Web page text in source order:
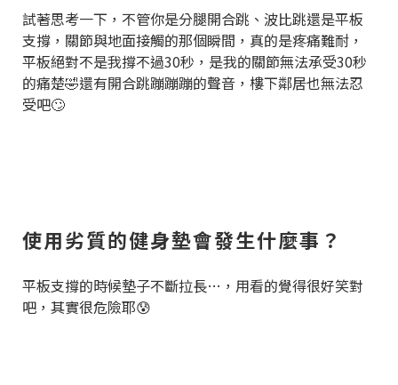
試著思考一下，不管你是分腿開合跳、波比跳還是平板
支撐，關節與地面接觸的那個瞬間，真的是疼痛難耐，
平板絕對不是我撐不過30秒，是我的關節無法承受30秒
的痛楚🤣還有開合跳蹦蹦蹦的聲音，樓下鄰居也無法忍
受吧🙄
使用劣質的健身墊會發生什麼事？
平板支撐的時候墊子不斷拉長…，用看的覺得很好笑對
吧，其實很危險耶😰